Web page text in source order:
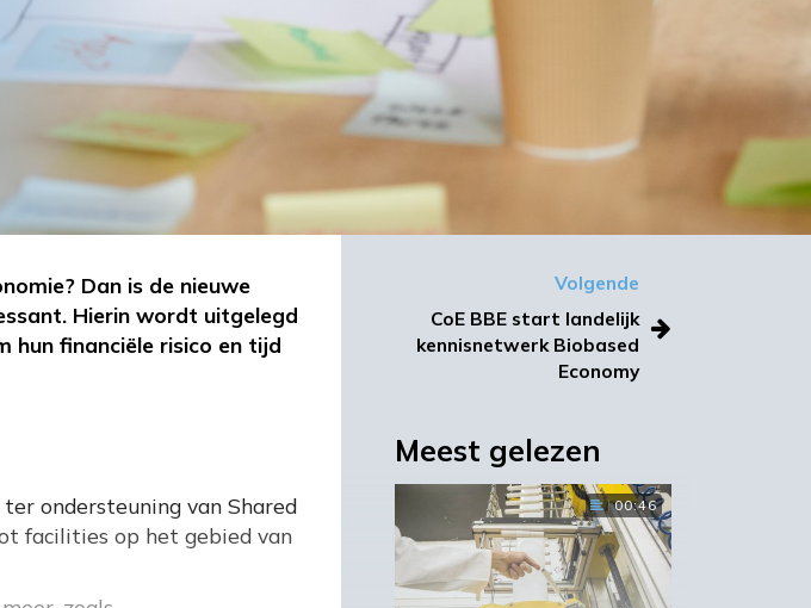
Dan is de nieuwe
Hierin wordt uitgelegd
hun financiële risico en tijd
ondersteuning van Shared
facilities op het gebied van
Volgende
CoE BBE start landelijk
kennisnetwerk Biobased
Economy
Meest gelezen
00:46